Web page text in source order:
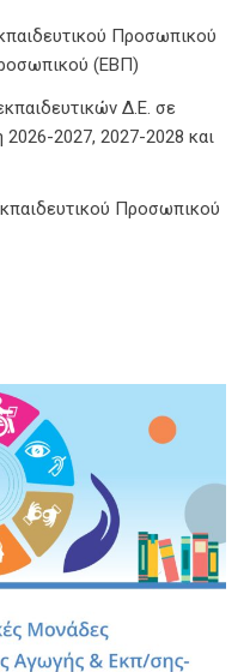
Προσωπικού
(ΕΒΠ)
Δ.Ε. σε
2026-2027, 2027-2028 και
Προσωπικού